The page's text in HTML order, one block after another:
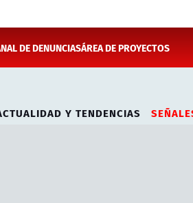
DE DENUNCIASÁREA DE PROYECTOS
Y TENDENCIAS